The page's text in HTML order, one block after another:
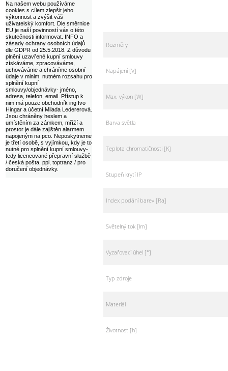
Rozměry
Napájení [V]
Max. výkon [W]
Barva světla
Teplota chromatičnosti [K]
Stupeň krytí IP
Index podání barev [Ra]
Světelný tok [lm]
Vyzařovací úhel [°]
Typ zdroje
Materiál
Životnost [h]
Na našem webu používáme
cookies s cílem zlepšit jeho
výkonnost a zvýšit váš
uživatelský komfort. Dle směrnice
EU je naší povinností vás o této
skutečnosti informovat. INFO a
zásady ochrany osobních údajů
dle GDPR od 25.5.2018. Z důvodu
plnění uzavřené kupní smlouvy
získáváme, zpracováváme,
uchováváme a chráníme osobní
údaje v minim. nutném rozsahu pro
splnění kupní
smlouvy/objednávky- jméno,
adresa, telefon, email. Přístup k
nim má pouze obchodník ing Ivo
Hingar a účetní Milada Ledererová.
Jsou chráněny heslem a
umístěním za zámkem, mříží a
prostor je dále zajištěn alarmem
napojeným na pco. Neposkytneme
je třetí osobě, s vyjímkou, kdy je to
nutné pro splnění kupní smlouvy-
tedy licencované přepravní službě
/ česká pošta, ppl, toptranz / pro
doručení objednávky.